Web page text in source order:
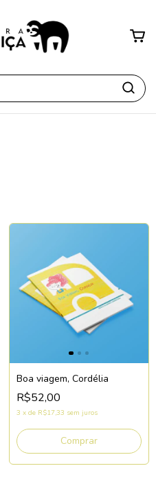
Boa viagem, Cordélia
R$52,00
3 x de R$17,33 sem juros